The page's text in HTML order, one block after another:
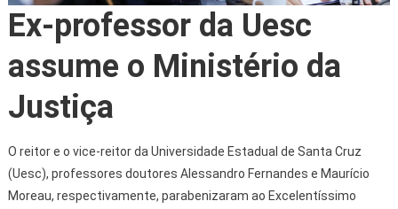
Ex-professor da Uesc
assume o Ministério da
Justiça
O reitor e o vice-reitor da Universidade Estadual de Santa Cruz
(Uesc), professores doutores Alessandro Fernandes e Maurício
Moreau, respectivamente, parabenizaram ao Excelentíssimo